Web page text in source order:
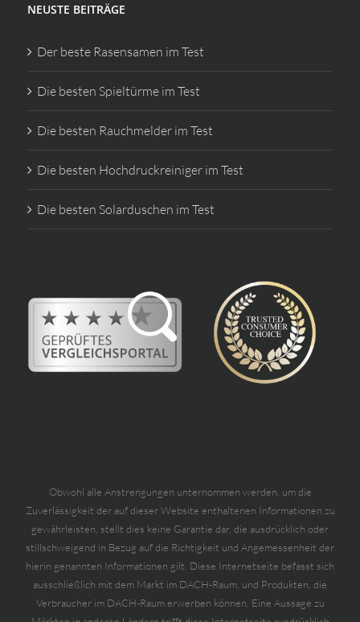
NEUSTE BEITRÄGE
Der beste Rasensamen im Test
Die besten Spieltürme im Test
Die besten Rauchmelder im Test
Die besten Hochdruckreiniger im Test
Die besten Solarduschen im Test
Obwohl alle Anstrengungen unternommen werden, um die
Zuverlässigkeit der auf dieser Website enthaltenen Informationen zu
gewährleisten, stellt dies keine Garantie dar, die ausdrücklich oder
stillschweigend in Bezug auf die Richtigkeit und Angemessenheit der
hierin genannten Informationen gilt. Diese Internetseite befasst sich
ausschließlich mit dem Markt im DACH-Raum, und Produkten, die
Verbraucher im DACH-Raum erwerben können. Eine Aussage zu